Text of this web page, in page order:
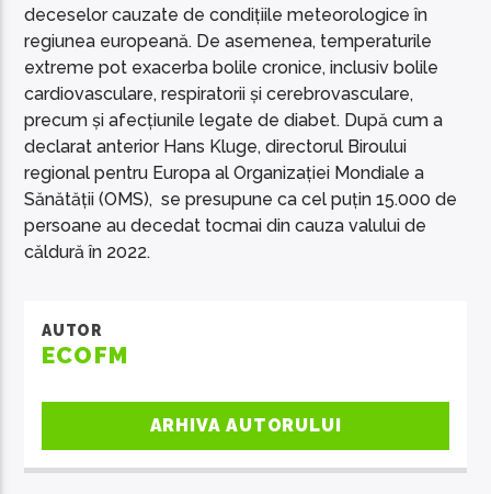
deceselor cauzate de condițiile meteorologice în
regiunea europeană. De asemenea, temperaturile
extreme pot exacerba bolile cronice, inclusiv bolile
cardiovasculare, respiratorii și cerebrovasculare,
precum și afecțiunile legate de diabet. După cum a
declarat anterior Hans Kluge, directorul Biroului
regional pentru Europa al Organizației Mondiale a
Sănătății (OMS), se presupune ca cel puțin 15.000 de
persoane au decedat tocmai din cauza valului de
căldură în 2022.
AUTOR
ECOFM
ARHIVA AUTORULUI